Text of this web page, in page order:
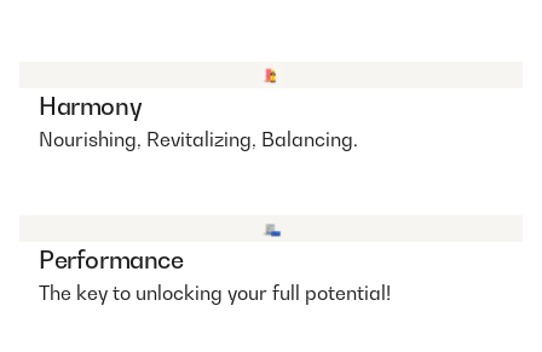
Harmony
Nourishing, Revitalizing, Balancing.
Performance
The key to unlocking your full potential!